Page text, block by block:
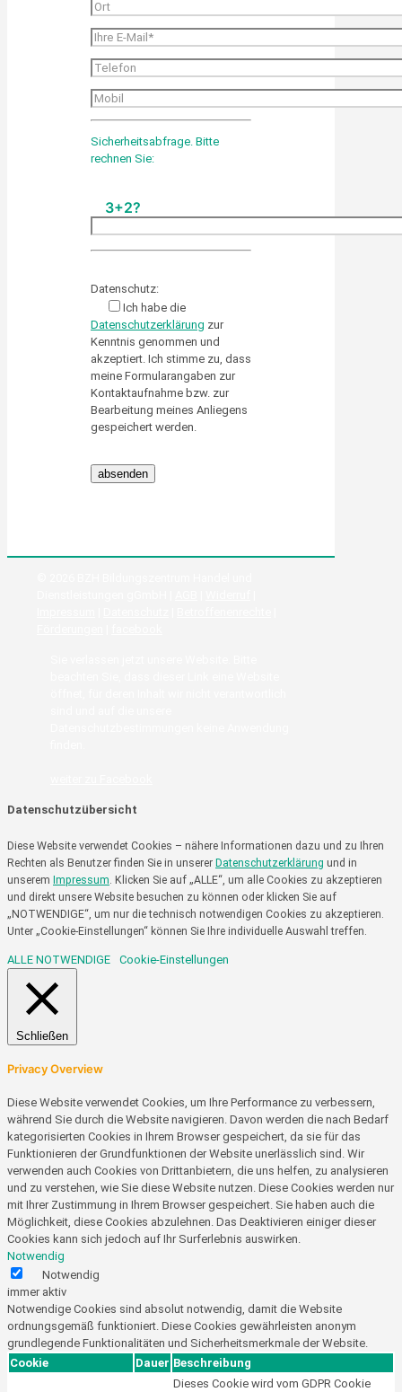
Sicherheitsabfrage. Bitte
rechnen Sie:
3+2?
Datenschutz:
Ich habe die
Datenschutzerklärung zur
Kenntnis genommen und
akzeptiert. Ich stimme zu, dass
meine Formularangaben zur
Kontaktaufnahme bzw. zur
Bearbeitung meines Anliegens
gespeichert werden.
Datenschutzübersicht
Diese Website verwendet Cookies – nähere Informationen dazu und zu Ihren
Rechten als Benutzer finden Sie in unserer Datenschutzerklärung und in
unserem Impressum . Klicken Sie auf „ALLE“, um alle Cookies zu akzeptieren
und direkt unsere Website besuchen zu können oder klicken Sie auf
„NOTWENDIGE“, um nur die technisch notwendigen Cookies zu akzeptieren.
Unter „Cookie-Einstellungen“ können Sie Ihre individuelle Auswahl treffen.
ALLE NOTWENDIGE Cookie-Einstellungen
Schließen
Privacy Overview
Diese Website verwendet Cookies, um Ihre Performance zu verbessern,
während Sie durch die Website navigieren. Davon werden die nach Bedarf
kategorisierten Cookies in Ihrem Browser gespeichert, da sie für das
Funktionieren der Grundfunktionen der Website unerlässlich sind. Wir
verwenden auch Cookies von Drittanbietern, die uns helfen, zu analysieren
und zu verstehen, wie Sie diese Website nutzen. Diese Cookies werden nur
mit Ihrer Zustimmung in Ihrem Browser gespeichert. Sie haben auch die
Möglichkeit, diese Cookies abzulehnen. Das Deaktivieren einiger dieser
Cookies kann sich jedoch auf Ihr Surferlebnis auswirken.
Notwendig
Notwendig
immer aktiv
Notwendige Cookies sind absolut notwendig, damit die Website
ordnungsgemäß funktioniert. Diese Cookies gewährleisten anonym
grundlegende Funktionalitäten und Sicherheitsmerkmale der Website.
Cookie
Dauer Beschreibung
Dieses Cookie wird vom GDPR Cookie